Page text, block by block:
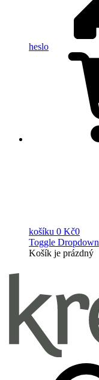
heslo
košíku 0 Kč0
Toggle Dropdown
Košík je prázdný